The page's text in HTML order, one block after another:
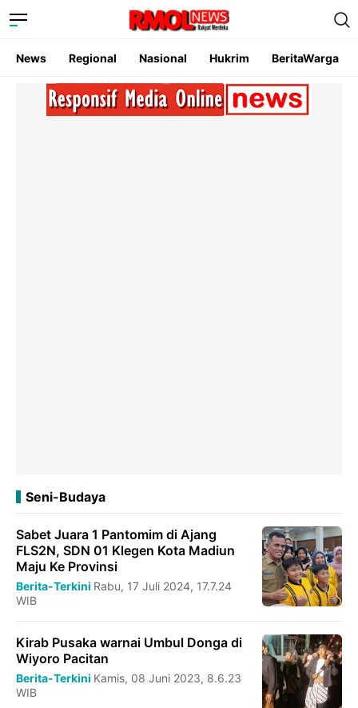
News Regional Nasional Hukrim BeritaWarga
Seni-Budaya
Sabet Juara 1 Pantomim di Ajang
FLS2N, SDN 01 Klegen Kota Madiun
Maju Ke Provinsi
Berita-Terkini Rabu, 17 Juli 2024, 17.7.24
WIB
Kirab Pusaka warnai Umbul Donga di
Wiyoro Pacitan
Berita-Terkini Kamis, 08 Juni 2023, 8.6.23
WIB